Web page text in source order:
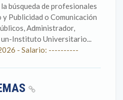
búsqueda de profesionales
y Publicidad o Comunicación
Administrador,
un-Instituto Universitario...
- Salario: ----------